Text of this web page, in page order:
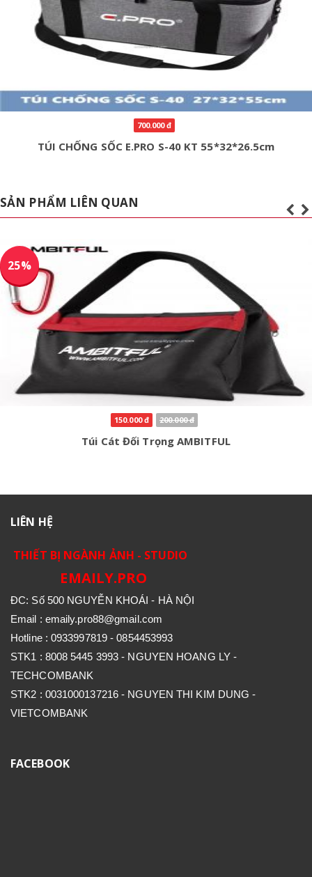
600.000 đ
TÚI CHỐNG SỐC E.PRO S-20 KT 54*31*24
SẢN PHẨM LIÊN QUAN
5%
870.000 đ 920.000 đ
BALO MÁY ẢNH SOUDELOR-138 PRO
LIÊN HỆ
THIẾT BỊ NGÀNH ẢNH - STUDIO
EMAILY.PRO
ĐC: Số 500 NGUYỄN KHOÁI - HÀ NỘI
Email : emaily.pro88@gmail.com
Hotline : 0933997819 - 0854453993
STK1 : 8008 5445 3993 - NGUYEN HOANG LY -
TECHCOMBANK
STK2 : 0031000137216 - NGUYEN THI KIM DUNG -
VIETCOMBANK
FACEBOOK